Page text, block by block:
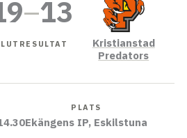
–13
Kristianstad
Predators
PLATS
Ekängens IP, Eskilstuna